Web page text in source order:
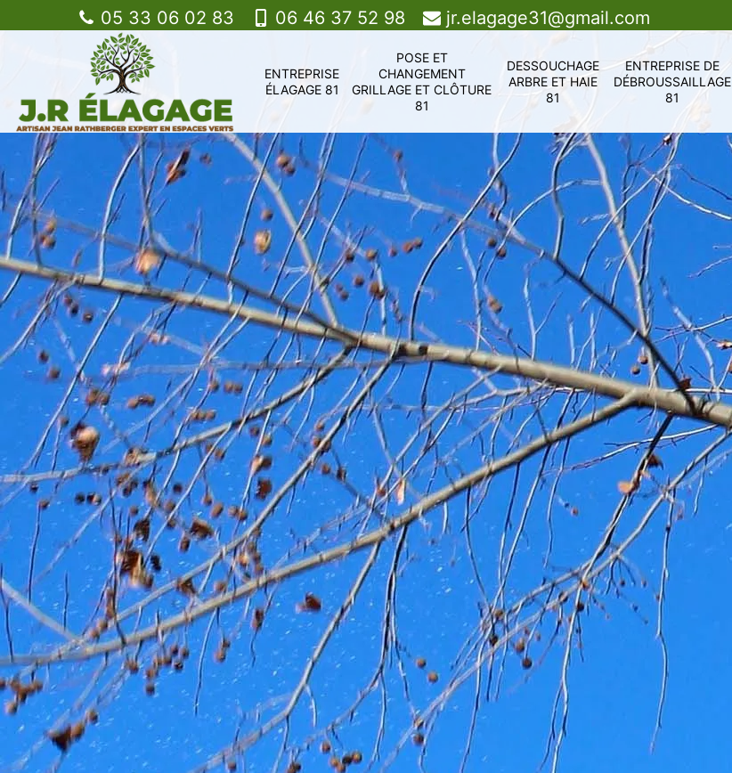
05 33 06 02 83 06 46 37 52 98 jr.elagage31@gmail.com
ENTREPRISE
ÉLAGAGE 81
POSE ET
CHANGEMENT
GRILLAGE ET CLÔTURE
81
DESSOUCHAGE
ARBRE ET HAIE
81
ENTREPRISE DE
DÉBROUSSAILLAGE
81